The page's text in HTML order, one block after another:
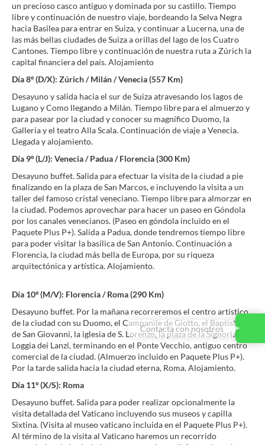
un precioso casco antiguo y dominada por su castillo. Tiempo
libre y continuación de nuestro viaje, bordeando la Selva Negra
hacia Basilea para entrar en Suiza, y continuar a Lucerna, una de
las más bellas ciudades de Suiza a orillas del lago de los Cuatro
Cantones. Tiempo libre y continuación de nuestra ruta a Zúrich la
capital financiera del país. Alojamiento
Día 8º (D/X): Zúrich / Milán / Venecia (557 Km)
Desayuno y salida hacia el sur de Suiza atravesando los lagos de
Lugano y Como llegando a Milán. Tiempo libre para el almuerzo y
para pasear por la ciudad y conocer su magnífico Duomo, la
Galleria y el teatro Alla Scala. Continuación de viaje a Venecia.
Llegada y alojamiento.
Día 9º (L/J): Venecia / Padua / Florencia (300 Km)
Desayuno buffet. Salida para efectuar la visita de la ciudad a pie
finalizando en la plaza de San Marcos, e incluyendo la visita a un
taller del famoso cristal veneciano. Tiempo libre para almorzar en
la ciudad. Podemos aprovechar para hacer un paseo en Góndola
por los canales venecianos. (Paseo en góndola incluido en el
Paquete Plus P+). Salida a Padua, donde tendremos tiempo libre
para poder visitar la basílica de San Antonio. Continuación a
Florencia, la ciudad más bella de Europa, por su riqueza
arquitectónica y artística. Alojamiento.
Día 10º (M/V): Florencia / Roma (290 Km)
Desayuno buffet. Por la mañana recorreremos el centro artístico
de la ciudad con su Duomo, el Campanile de Giotto, el Baptisterio
de San Giovanni, la iglesia de S. Lorenzo, la plaza de la Signoria, la
Loggia dei Lanzi, terminando en el Ponte Vecchio, antiguo centro
comercial de la ciudad. (Almuerzo incluido en Paquete Plus P+).
Por la tarde salida hacia la ciudad eterna, Roma. Alojamiento.
Día 11º (X/S): Roma
Desayuno buffet. Salida para poder realizar opcionalmente la
visita detallada del Vaticano incluyendo sus museos y capilla
Sixtina. (Visita al museo vaticano incluida en el Paquete Plus P+).
Al término de la visita al Vaticano haremos un recorrido
Contacta con nosotros